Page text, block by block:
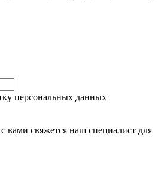
персональных данных
вами свяжется наш специалист для